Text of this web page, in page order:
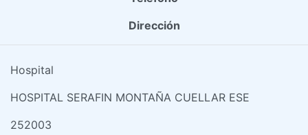
Dirección
Hospital
HOSPITAL SERAFIN MONTAÑA CUELLAR ESE
252003